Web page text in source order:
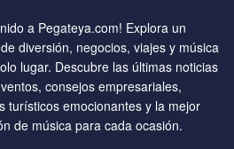
a Pegateya.com! Explora un
diversión, negocios, viajes y música
lugar. Descubre las últimas noticias
consejos empresariales,
turísticos emocionantes y la mejor
de música para cada ocasión.